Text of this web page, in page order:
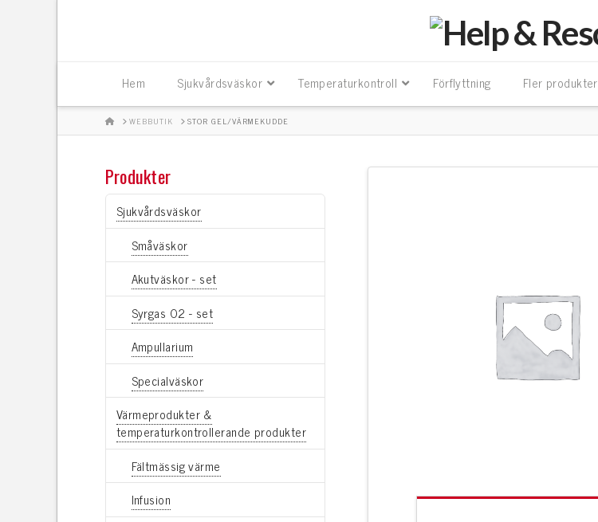
Hem Sjukvårdsväskor Temperaturkontroll Förflyttning Fler produkter
HOMEWEBBUTIK STOR GEL/VÄRMEKUDDE
Produkter
Sjukvårdsväskor
Småväskor
Akutväskor - set
Syrgas O2 - set
Ampullarium
Specialväskor
Värmeprodukter &
temperaturkontrollerande produkter
Fältmässig värme
Infusion